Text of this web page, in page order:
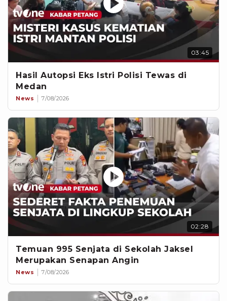
03:45
Hasil Autopsi Eks Istri Polisi Tewas di
Medan
News 7/08/2026
02:28
Temuan 995 Senjata di Sekolah Jaksel
Merupakan Senapan Angin
News 7/08/2026